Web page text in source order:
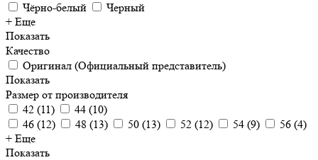
Чёрно-белый
Черный
+ Еще
Показать
Качество
Оригинал (Официальный представитель)
Показать
Размер от производителя
42 (11) 44 (10)
46 (12) 48 (13) 50 (13) 52 (12) 54 (9) 56 (4)
+ Еще
Показать